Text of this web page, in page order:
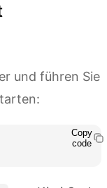
und führen Sie
Copy
code